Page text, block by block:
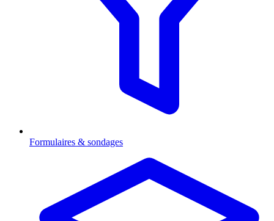
Formulaires & sondages